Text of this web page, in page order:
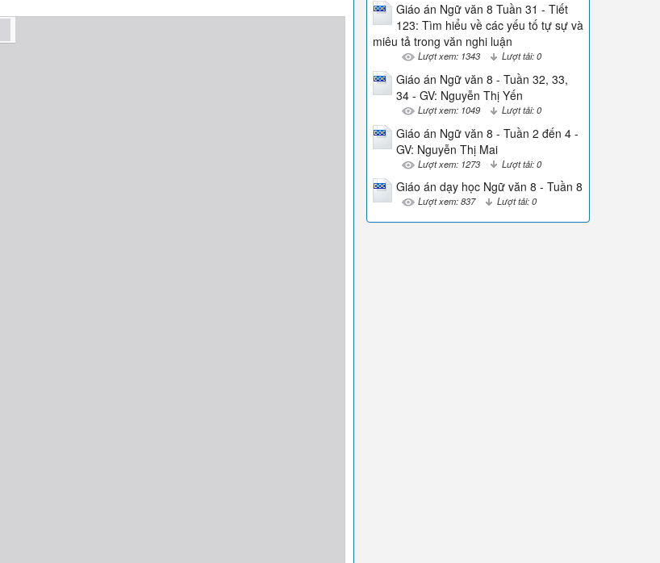
Giáo án Ngữ văn 8 Tuần 31 - Tiết
123: Tìm hiểu về các yếu tố tự sự và
miêu tả trong văn nghi luận
Lượt xem: 1343 Lượt tải: 0
Giáo án Ngữ văn 8 - Tuần 32, 33,
34 - GV: Nguyễn Thị Yến
Lượt xem: 1049 Lượt tải: 0
Giáo án Ngữ văn 8 - Tuần 2 đến 4 -
GV: Nguyễn Thị Mai
Lượt xem: 1273 Lượt tải: 0
Giáo án dạy học Ngữ văn 8 - Tuần 8
Lượt xem: 837 Lượt tải: 0